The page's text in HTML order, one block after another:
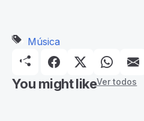
Música
You might likeVer todos